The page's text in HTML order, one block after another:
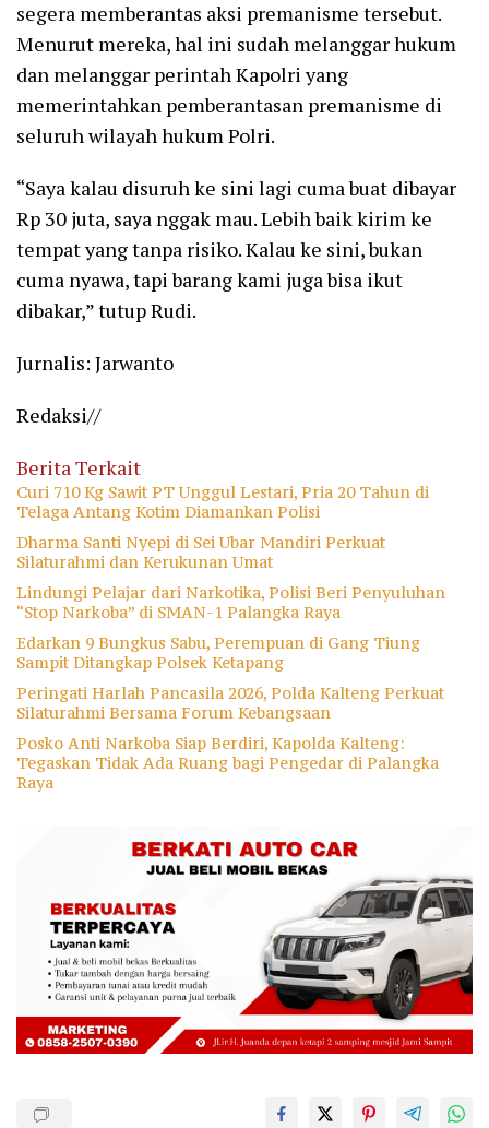
segera memberantas aksi premanisme tersebut.
Menurut mereka, hal ini sudah melanggar hukum
dan melanggar perintah Kapolri yang
memerintahkan pemberantasan premanisme di
seluruh wilayah hukum Polri.
“Saya kalau disuruh ke sini lagi cuma buat dibayar
Rp 30 juta, saya nggak mau. Lebih baik kirim ke
tempat yang tanpa risiko. Kalau ke sini, bukan
cuma nyawa, tapi barang kami juga bisa ikut
dibakar,” tutup Rudi.
Jurnalis: Jarwanto
Redaksi//
Berita Terkait
Curi 710 Kg Sawit PT Unggul Lestari, Pria 20 Tahun di
Telaga Antang Kotim Diamankan Polisi
Dharma Santi Nyepi di Sei Ubar Mandiri Perkuat
Silaturahmi dan Kerukunan Umat
Lindungi Pelajar dari Narkotika, Polisi Beri Penyuluhan
“Stop Narkoba” di SMAN-1 Palangka Raya
Edarkan 9 Bungkus Sabu, Perempuan di Gang Tiung
Sampit Ditangkap Polsek Ketapang
Peringati Harlah Pancasila 2026, Polda Kalteng Perkuat
Silaturahmi Bersama Forum Kebangsaan
Posko Anti Narkoba Siap Berdiri, Kapolda Kalteng:
Tegaskan Tidak Ada Ruang bagi Pengedar di Palangka
Raya